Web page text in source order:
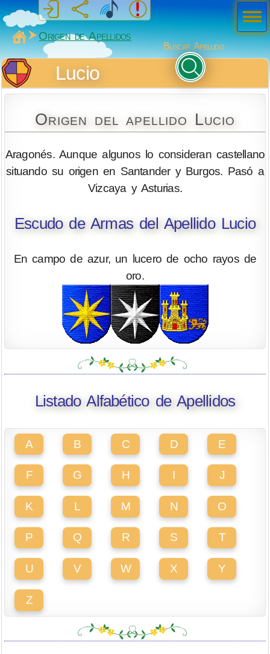
MiSabueso
Origen de Apellidos
Buscar Apellido
Lucio
Origen del apellido Lucio
Aragonés. Aunque algunos lo consideran castellano
situando su origen en Santander y Burgos. Pasó a
Vizcaya y Asturias.
Escudo de Armas del Apellido Lucio
En campo de azur, un lucero de ocho rayos de
oro.
Listado Alfabético de Apellidos
A B C D E
F G H I J
K L M N O
P Q R S T
U V W X Y
Z
Men
ú